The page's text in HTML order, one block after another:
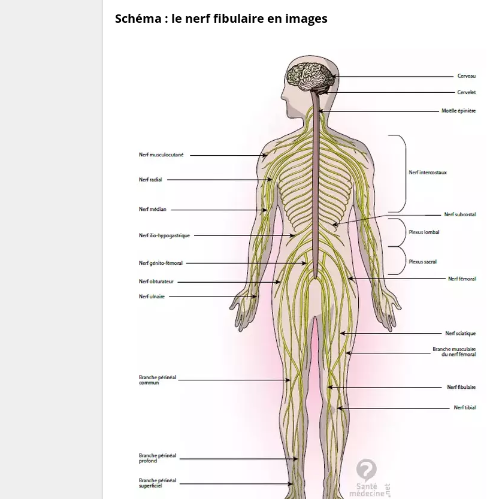
Schéma : le nerf fibulaire en images